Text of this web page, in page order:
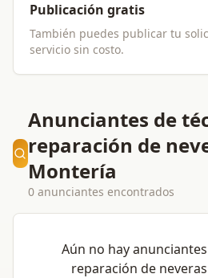
Publicación gratis
También puedes publicar tu
servicio sin costo.
Anunciantes de
reparación de
Montería
0 anunciantes encontrados
Aún no hay
reparación de neveras